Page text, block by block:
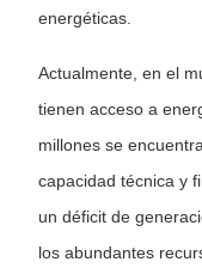
energéticas.
Actualmente, en el
tienen acceso a
millones se
capacidad técnica y
un déficit de
los abundantes